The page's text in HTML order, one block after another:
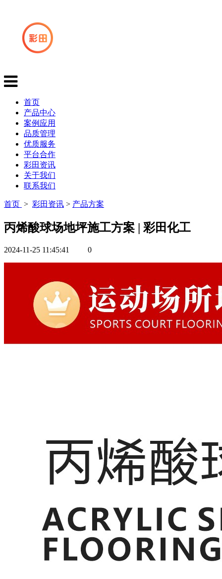
首页
产品中心
案例应用
品质管理
优质服务
平台合作
彩田资讯
关于我们
联系我们
首页 > 彩田资讯 > 产品方案
丙烯酸球场地坪施工方案 | 彩田化工
2024-11-25 11:45:41 0